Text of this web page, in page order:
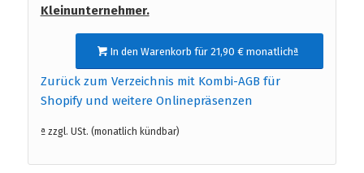
Kleinunternehmer.
In den Warenkorb für 21,90 € monatlichª
Zurück zum Verzeichnis mit Kombi-AGB für
Shopify und weitere Onlinepräsenzen
ª zzgl. USt. (monatlich kündbar)